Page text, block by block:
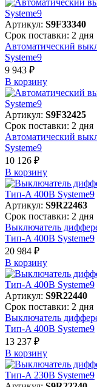
Артикул: S9F33340
Срок поставки: 2 дня
Автоматический
Systeme9
9 943 ₽
В корзинy
Артикул: S9F32425
Срок поставки: 2 дня
Автоматический
Systeme9
10 126 ₽
В корзинy
Артикул: S9R22463
Срок поставки: 2 дня
Выключатель
Тип-A 400В Systeme9
20 984 ₽
В корзинy
Артикул: S9R22440
Срок поставки: 2 дня
Выключатель
Тип-A 400В Systeme9
13 237 ₽
В корзинy